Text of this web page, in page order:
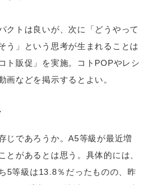
クトは良いが、次に「どうやって
う」という思考が生まれることは
ト販促」を実施。コトPOPやレシ
画などを掲示するとよい。
じであろうか。A5等級が最近増
とがあるとは思う。具体的には、
5等級は13.8％だったものの、昨